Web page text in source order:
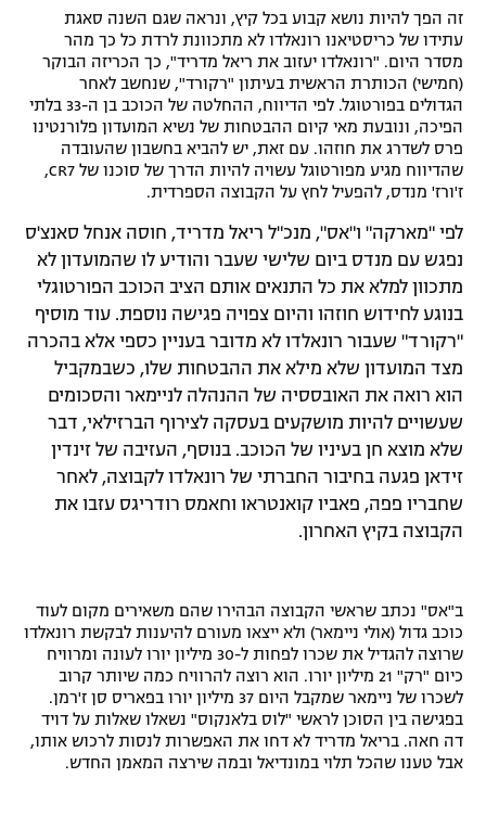
תקנון משתתפים וזוכים בפרסים
תקנון עבור פעילות אלקטרה
תקנון עבור פעילות ספורט 1 – "מרלן"
טניס
גיימינג E-Sports
תנאי שימוש
מדיניות פרטיות
תקנון פעילות ספורט 1
רשיון להקרנה פומבית לבית עסק
לוח דרושים – ג'ובנט
תגיות
פוטבול אמריקאי NFL
בייסבול MLB
ספורט אתגרי ואקסטרים
אומנויות לחימה
גיימינג E-Sports
זה הפך להיות נושא קבוע בכל קיץ, ונראה שגם השנה סאגת
עתידו של כריסטיאנו רונאלדו לא מתכוונת לרדת כל כך מהר
מסדר היום. "רונאלדו יעזוב את ריאל מדריד", כך הכריזה הבוקר
(חמישי) הכותרת הראשית בעיתון "רקורד", שנחשב לאחר
הגדולים בפורטוגל. לפי הדיווח, ההחלטה של הכוכב בן ה-33 בלתי
הפיכה, ונובעת מאי קיום ההבטחות של נשיא המועדון פלורנטינו
פרס לשדרג את חוזהו. עם זאת, יש להביא בחשבון שהעובדה
שהדיווח מגיע מפורטוגל עשויה להיות הדרך של סוכנו של CR7,
ז'ורז' מנדס, להפעיל לחץ על הקבוצה הספרדית.
לפי "מארקה" ו"אס", מנכ"ל ריאל מדריד, חוסה אנחל סאנצ'ס
נפגש עם מנדס ביום שלישי שעבר והודיע לו שהמועדון לא
מתכוון למלא את כל התנאים אותם הציב הכוכב הפורטוגלי
בנוגע לחידוש חוזהו והיום צפויה פגישה נוספת. עוד מוסיף
"רקורד" שעבור רונאלדו לא מדובר בעניין כספי אלא בהכרה
מצד המועדון שלא מילא את ההבטחות שלו, כשבמקביל
הוא רואה את האובססיה של ההנהלה לניימאר והסכומים
שעשויים להיות מושקעים בעסקה לצירוף הברזילאי, דבר
שלא מוצא חן בעיניו של הכוכב. בנוסף, העזיבה של זינדין
זידאן פגעה בחיבור החברתי של רונאלדו לקבוצה, לאחר
שחבריו פפה, פאביו קואנטראו וחאמס רודריגס עזבו את
הקבוצה בקיץ האחרון.
ב"אס" נכתב שראשי הקבוצה הבהירו שהם משאירים מקום לעוד
כוכב גדול (אולי ניימאר) ולא ייצאו מעורם להיענות לבקשת רונאלדו
שרוצה להגדיל את שכרו לפחות ל-30 מיליון יורו לעונה ומרוויח
כיום "רק" 21 מיליון יורו. הוא רוצה להרוויח כמה שיותר קרוב
לשכרו של ניימאר שמקבל היום 37 מיליון יורו בפאריס סן ז'רמן.
בפגישה בין הסוכן לראשי "לוס בלאנקוס" נשאלו שאלות על דויד
דה חאה. בריאל מדריד לא דחו את האפשרות לנסות לרכוש אותו,
אבל טענו שהכל תלוי במונדיאל ובמה שירצה המאמן החדש.